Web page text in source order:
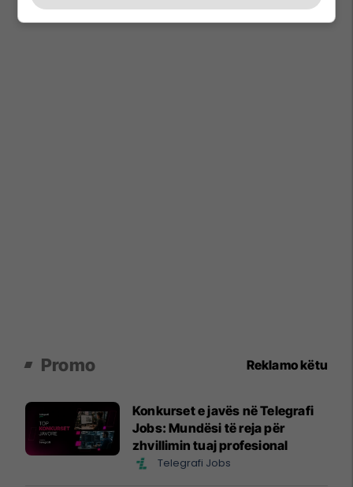
Promo Reklamo këtu
Konkurset e javës në Telegrafi
Jobs: Mundësi të reja për
zhvillimin tuaj profesional
Telegrafi Jobs